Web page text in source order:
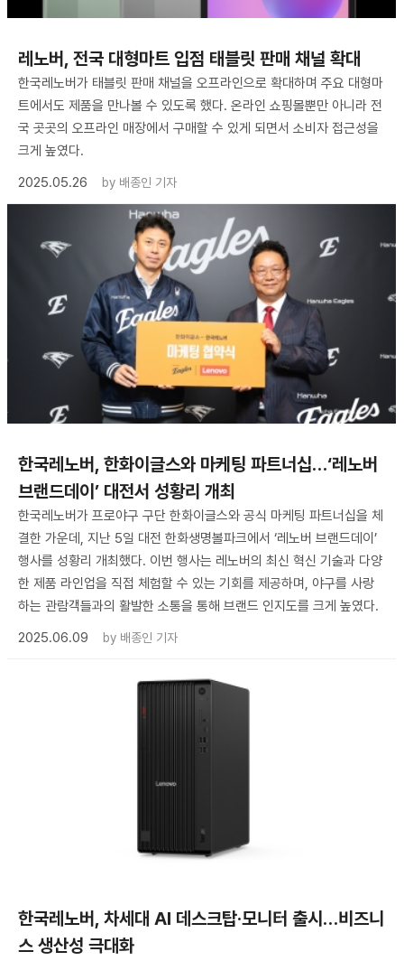
레노버, 전국 대형마트 입점 태블릿 판매 채널 확대
한국레노버가 태블릿 판매 채널을 오프라인으로 확대하며 주요 대형마
트에서도 제품을 만나볼 수 있도록 했다. 온라인 쇼핑몰뿐만 아니라 전
국 곳곳의 오프라인 매장에서 구매할 수 있게 되면서 소비자 접근성을
크게 높였다.
2025.05.26
by 배종인 기자
한국레노버, 한화이글스와 마케팅 파트너십…‘레노버
브랜드데이’ 대전서 성황리 개최
한국레노버가 프로야구 구단 한화이글스와 공식 마케팅 파트너십을 체
결한 가운데, 지난 5일 대전 한화생명볼파크에서 ‘레노버 브랜드데이’
행사를 성황리 개최했다. 이번 행사는 레노버의 최신 혁신 기술과 다양
한 제품 라인업을 직접 체험할 수 있는 기회를 제공하며, 야구를 사랑
하는 관람객들과의 활발한 소통을 통해 브랜드 인지도를 크게 높였다.
2025.06.09
by 배종인 기자
한국레노버, 차세대 AI 데스크탑·모니터 출시…비즈니
스 생산성 극대화